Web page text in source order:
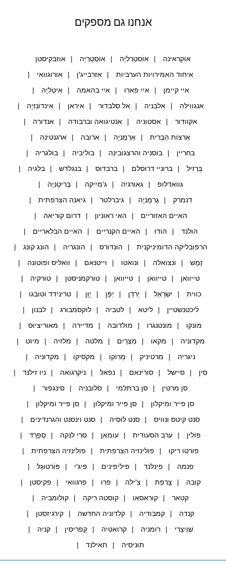
אנחנו גם מספקים
אוזבקיסטן אוֹסְטְרֵיָה אוֹסטְרַלִיָה
אוקראינה
אורוגוואי
אזרבייג'ן
איחוד האמירויות הערביות
אִיטַלִיָה
איי בהאמה איי פארו
איי קיימן
אִינדוֹנֵזִיָה
איראן אל סלבדור אלבניה
אנגווילה
אנדורה
אנטיגואה וברבודה אסטוניה
אקוודור
ארגנטינה
ארובה אַרְמֶנִיָה
אַרצוֹת הַבְּרִית
בולגריה
בוליביה בוסניה והרצגובינה
בחריין
בלגיה
בנגלדש ברבדוס ברוניי דרוסלם
בְּרָזִיל
בְּרִיטַנִיָה
ג'מייקה גאורגיה
גוואדלופ
גיאנה הצרפתית
גיברלטר גֶרמָנִיָה
דנמרק
דרום קוריאה
האי ראוניון
האיים האזוריים
האיים הבלאריים
האיים הקנריים הוֹדוּ
הולנד
הונג קונג
הונגריה הונדורס
הרפובליקה הדומיניקנית
וואליס ופוטונה
וייטנאם ונואטו ונצואלה
זֶמֶשׁ
טורקיה
טורקמניסטן טייוואן טייוואן
טייוואן
טרינידד וטובגו
יָוָן יַפָּן יַרדֵן יִשְׂרָאֵל
כווית
לבנון
לוקסמבורג לטביה ליטא
ליכטנשטיין
מאוריציוס
מדיירה מולדובה מונטנגרו
מונקו
מיוט
מלזיה מלטה מִצְרַיִם מקאו
מקדוניה
מקדוניה
מקסיקו מָרוֹקוֹ מרטיניק
ניגריה
ניו זילנד
ניקרגואה נפאל סורינאם סיישל
סִין
סינגפור
סלובניה סן ברתלמי
סן מרטין
סן פייר ומיקלון
סן פייר ומיקלון
סן פייר ומיקלון
סנט וינסנט והגרנדינים
סנט לוסיה
סנט קיטס ונוויס
סְפָרַד
סרי לנקה עומאן ערב הסעודית
פּוֹלִין
פולינזיה הצרפתית
פולינזיה הצרפתית
פורטו ריקו
פּוֹרטוּגָל
פיג'י פיליפינים פינלנד
פנמה
פקיסטן
פרגוואי פרו צ'ילה צָרְפַת
קובה
קולומביה
קוסטה ריקה קוראסאו
קטאר
קירגיזסטן
קלדוניה החדשה קמבודיה
קנדה
קניה
קַפרִיסִין קרואטיה רומניה
שְׁוֵיצָרִי
תאילנד
תוניסיה